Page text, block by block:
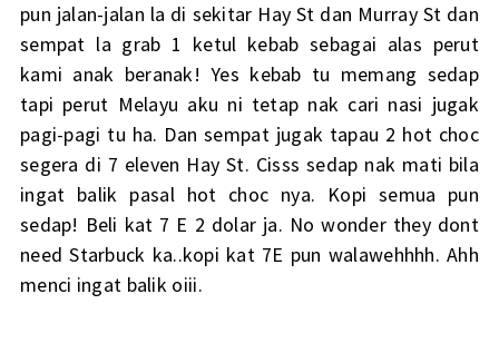
pun jalan-jalan la di sekitar Hay St dan Murray St dan
sempat la grab 1 ketul kebab sebagai alas perut
kami anak beranak! Yes kebab tu memang sedap
tapi perut Melayu aku ni tetap nak cari nasi jugak
pagi-pagi tu ha. Dan sempat jugak tapau 2 hot choc
segera di 7 eleven Hay St. Cisss sedap nak mati bila
ingat balik pasal hot choc nya. Kopi semua pun
sedap! Beli kat 7 E 2 dolar ja. No wonder they dont
need Starbuck ka..kopi kat 7E pun walawehhhh. Ahh
menci ingat balik oiii.